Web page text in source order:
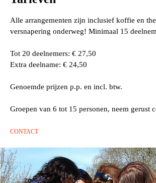
Alle arrangementen zijn inclusief koffie en
versnapering onderweg! Minimaal 15
Tot 20 deelnemers: € 27,50
Extra deelname: € 24,50
Genoemde prijzen p.p. en incl. btw.
Groepen van 6 tot 15 personen, neem gerust
CONTACT